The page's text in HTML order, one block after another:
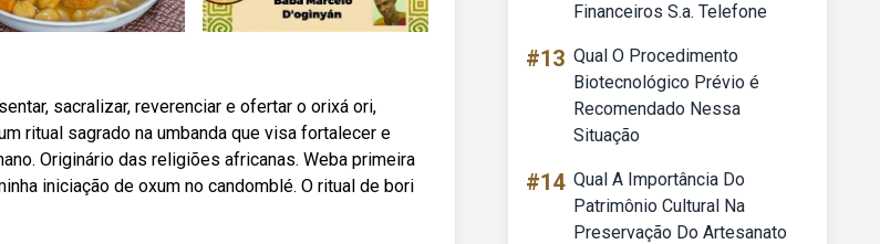
sacralizar, reverenciar e ofertar o orixá ori,
ritual sagrado na umbanda que visa fortalecer e
Originário das religiões africanas. Weba primeira
iniciação de oxum no candomblé. O ritual de bori
Financeiros S.a. Telefone
#13 Qual O Procedimento
Biotecnológico Prévio é
Recomendado Nessa
Situação
#14 Qual A Importância Do
Patrimônio Cultural Na
Preservação Do Artesanato